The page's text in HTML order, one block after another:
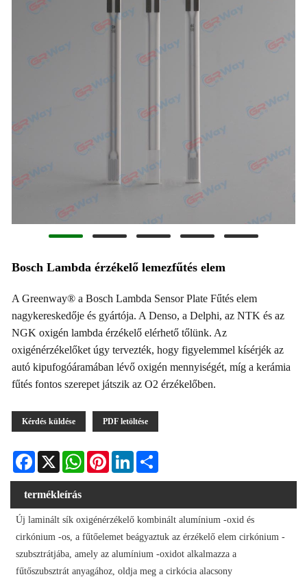
Bosch Lambda érzékelő lemezfűtés elem
A Greenway® a Bosch Lambda Sensor Plate Fűtés elem
nagykereskedője és gyártója. A Denso, a Delphi, az NTK és az
NGK oxigén lambda érzékelő elérhető tőlünk. Az
oxigénérzékelőket úgy tervezték, hogy figyelemmel kísérjék az
autó kipufogóáramában lévő oxigén mennyiségét, míg a kerámia
fűtés fontos szerepet játszik az O2 érzékelőben.
Kérdés küldése PDF letöltése
Facebook
X WhatsAppPinterestLinkedIn
termékleírás
Új laminált sík oxigénérzékelő kombinált alumínium -oxid és
cirkónium -os, a fűtőelemet beágyaztuk az érzékelő elem cirkónium -
szubsztrátjába, amely az alumínium -oxidot alkalmazza a
fűtőszubsztrát anyagához, oldja meg a cirkócia alacsony